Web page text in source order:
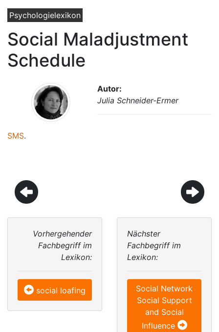
Psychologielexikon
Social Maladjustment
Schedule
Autor:
Julia Schneider-Ermer
SMS.
Vorhergehender
Fachbegriff im
Lexikon:
social loafing
Nächster
Fachbegriff im
Lexikon:
Social Network
Social Support
and Social
Influence